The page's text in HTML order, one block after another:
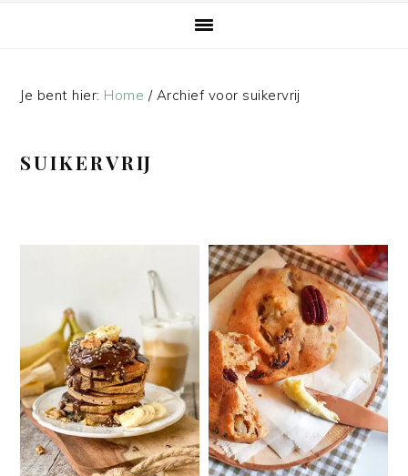
Je bent hier: Home /Archief voor suikervrij
SUIKERVRIJ